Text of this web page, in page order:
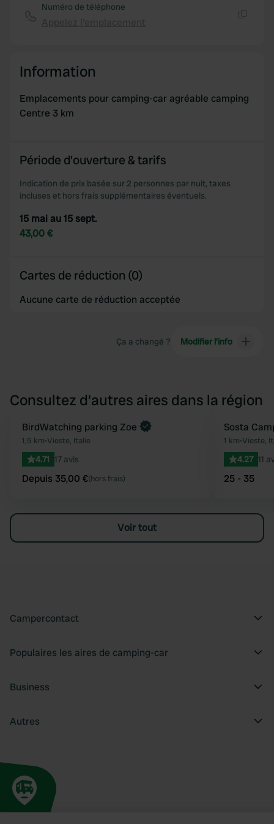
Numéro de téléphone
Information
Emplacements pour camping-car agréable camping
Centre 3 km
Période d'ouverture & tarifs
Indication de prix basée sur 2 personnes par nuit, taxes
incluses et hors frais supplémentaires éventuels.
15 mai au 15 sept.
43,00 €
Cartes de réduction (0)
Aucune carte de réduction acceptée
Ça a changé ? Modifier l’info
Consultez d'autres aires dans la région
Préféré
Reserve maintenant
BirdWatching parking Zoe
1,5 km•Vieste, Italie
4.71 17 avis
Depuis 35,00 €(hors frais)
Sosta
1 km•Vieste,
4.27 11
25 - 35
Voir tout
Campercontact
Populaires les aires de camping-car
Business
Autres